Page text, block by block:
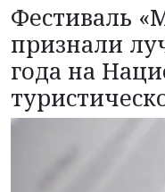
Фестиваль
признали
года на